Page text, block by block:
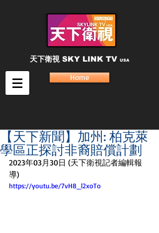
天下衛視 SKY LINK TV USA
Home
【天下新聞】加州: 柏克萊
學區正探討非裔賠償計劃
2023年03月30日 (天下衛視記者編輯報
導)
https://youtu.be/7vH8_l2xoTo